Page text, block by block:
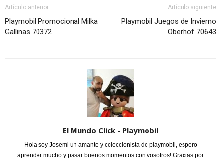
Artículo anterior
Playmobil Promocional Milka
Gallinas 70372
Artículo siguiente
Playmobil Juegos de Invierno
Oberhof 70643
El Mundo Click - Playmobil
Hola soy Josemi un amante y coleccionista de playmobil, espero
aprender mucho y pasar buenos momentos con vosotros! Gracias por